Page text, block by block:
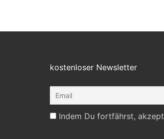
kostenloser Newsletter
Indem Du fortfährst,